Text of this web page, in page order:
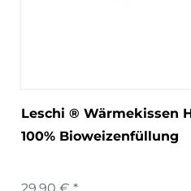
Leschi ® Wärmekissen
100% Bioweizenfüllung